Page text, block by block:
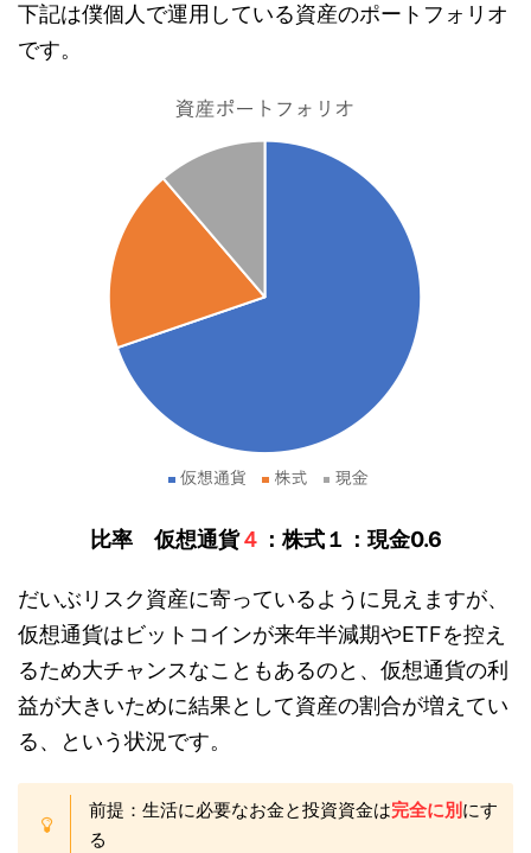
下記は僕個人で運用している資産のポートフォリオ
です。
比率 仮想通貨４ ：株式１：現金0.6
だいぶリスク資産に寄っているように見えますが、
仮想通貨はビットコインが来年半減期やETFを控え
るため大チャンスなこともあるのと、仮想通貨の利
益が大きいために結果として資産の割合が増えてい
る、という状況です。
前提：生活に必要なお金と投資資金は完全に別にす
る